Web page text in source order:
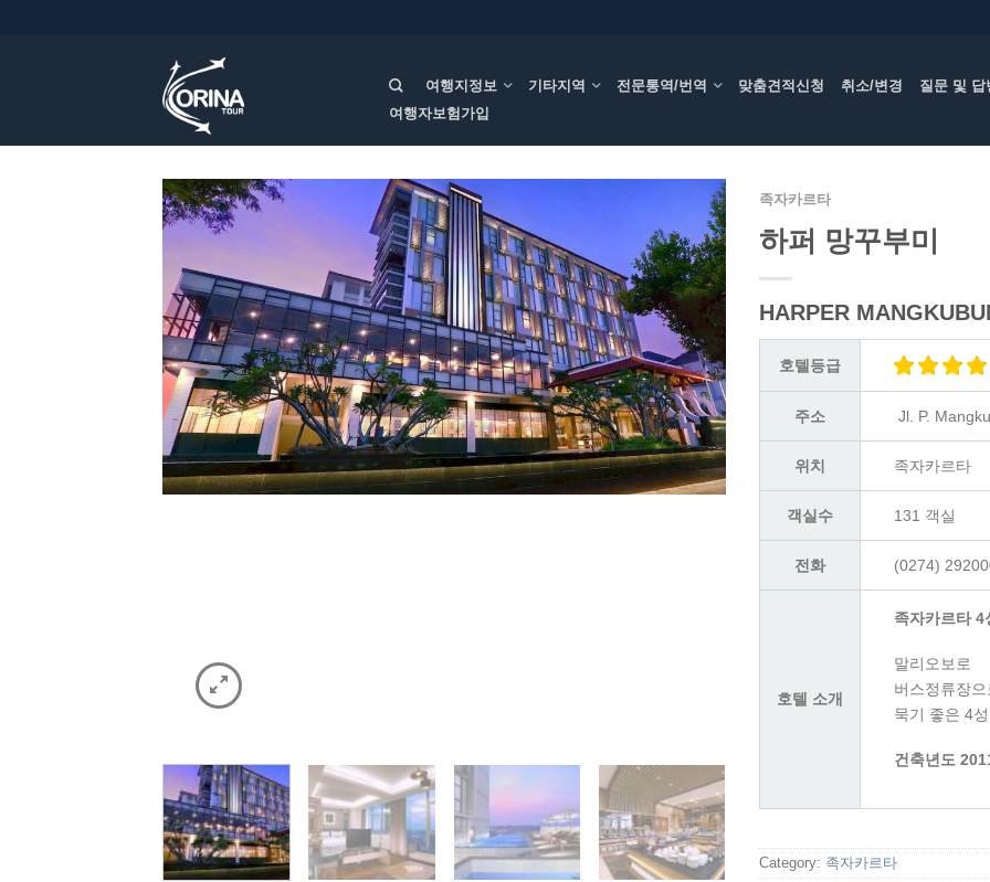
여행지정보 기타지역 전문통역/번역 맞춤견적신청 취소/변경
질문 및 답
여행자보험가입
족자카르타
하퍼 망꾸부미
HARPER
호텔등급
주소 Jl. P.
위치 족자카르타
객실수 131 객실
전화 (0274)
호텔 소개
족자카르타 4
말리오보
버스정류장
묵기 좋은 4
건축년도
Category: 족자카르타